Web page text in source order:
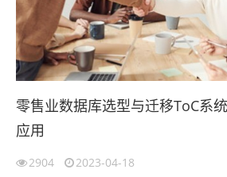
零售业数据库选型与迁移ToC系
应用
2904 2023-04-18